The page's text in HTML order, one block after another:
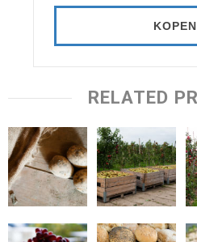
KOPEN
RELATED